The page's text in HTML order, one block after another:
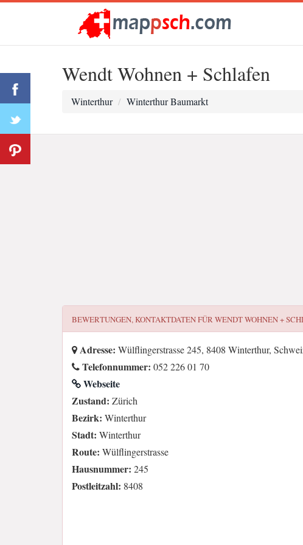
Wendt Wohnen + Schlafen
Winterthur Winterthur Baumarkt
BEWERTUNGEN, KONTAKTDATEN FÜRWENDT WOHNEN +
Adresse: Wülflingerstrasse 245, 8408 Winterthur,
Telefonnummer: 052 226 01 70
Webseite
Zustand: Zürich
Bezirk: Winterthur
Stadt: Winterthur
Route: Wülflingerstrasse
Hausnummer: 245
Postleitzahl: 8408